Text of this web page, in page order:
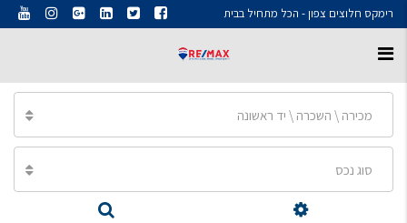
רימקס חלוצים צפון - הכל מתחיל בבית
מכירה \ השכרה \ יד ראשונה
סוג נכס